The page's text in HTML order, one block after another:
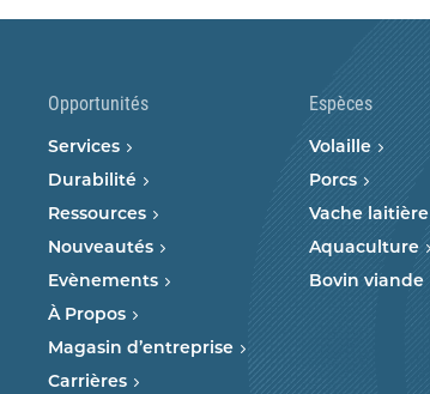
Opportunités
Services
Durabilité
Ressources
Nouveautés
Evènements
À Propos
Magasin d’entreprise
Carrières
Espèces
Volaille
Porcs
Vache laitière
Aquaculture
Bovin viande